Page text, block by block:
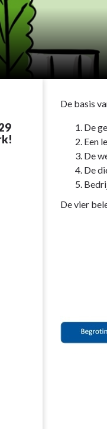
De basis
De
Een
De
De
De vier